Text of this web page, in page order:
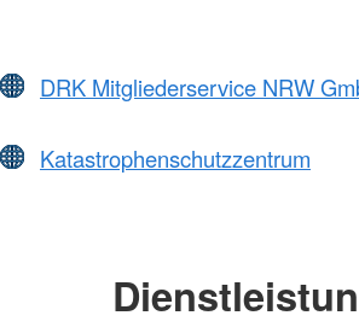
DRK Mitgliederservice NRW
Katastrophenschutzzentrum